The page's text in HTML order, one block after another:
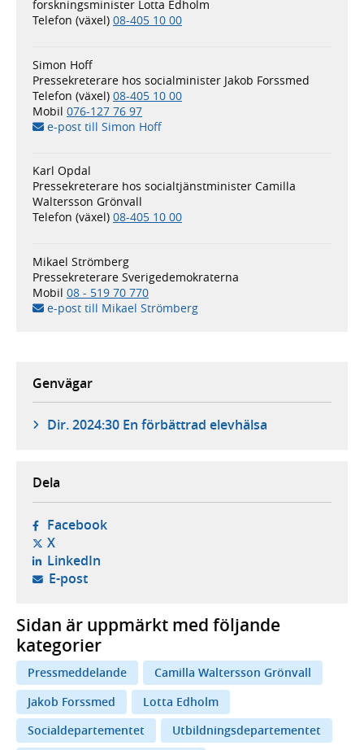
forskningsminister Lotta Edholm
Telefon (växel) 08-405 10 00
Simon Hoff
Pressekreterare hos socialminister Jakob Forssmed
Telefon (växel) 08-405 10 00
Mobil 076-127 76 97
e-post till Simon Hoff
Karl Opdal
Pressekreterare hos socialtjänstminister Camilla
Waltersson Grönvall
Telefon (växel) 08-405 10 00
Mikael Strömberg
Pressekreterare Sverigedemokraterna
Mobil 08 - 519 70 770
e-post till Mikael Strömberg
Genvägar
Dir. 2024:30 En förbättrad elevhälsa
Dela
Facebook- öppnas i ny flik, extern webbplats,
X- öppnas i ny flik, extern webbplats,
LinkedIn- öppnas i ny flik, extern webbplats,
E-post- öppnar din e-postklient,
Sidan är uppmärkt med följande
kategorier
Pressmeddelande
Camilla Waltersson Grönvall
Jakob Forssmed
Lotta Edholm
Socialdepartementet
Utbildningsdepartementet